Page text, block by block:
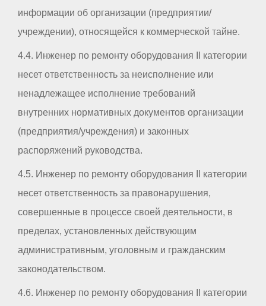
информации об организации (предприятии/
учреждении), относящейся к коммерческой тайне.
4.4. Инженер по ремонту оборудования II категории
несет ответственность за неисполнение или
ненадлежащее исполнение требований
внутренних нормативных документов организации
(предприятия/учреждения) и законных
распоряжений руководства.
4.5. Инженер по ремонту оборудования II категории
несет ответственность за правонарушения,
совершенные в процессе своей деятельности, в
пределах, установленных действующим
административным, уголовным и гражданским
законодательством.
4.6. Инженер по ремонту оборудования II категории